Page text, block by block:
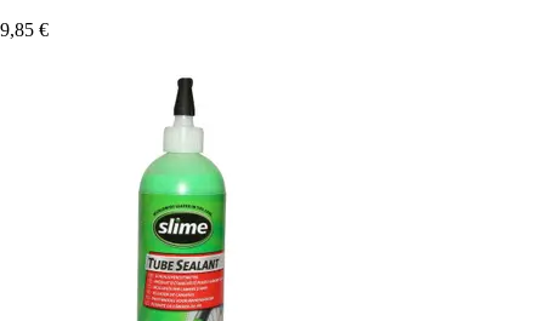
9,85 €